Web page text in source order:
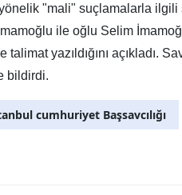
"mali" suçlamalarla
ile oğlu Selim
yazıldığını açıkladı.
bildirdi.
cumhuriyet Başsavcılığı